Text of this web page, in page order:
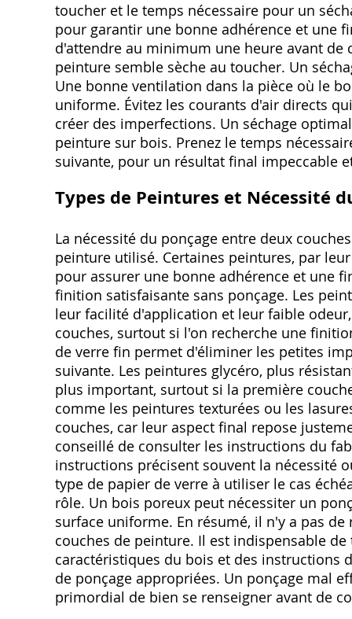
toucher et le temps nécessaire pour un
pour garantir une bonne adhérence et une
d'attendre au minimum une heure avant
peinture semble sèche au toucher. Un
Une bonne ventilation dans la pièce où le
uniforme. Évitez les courants d'air directs
créer des imperfections. Un séchage
peinture sur bois. Prenez le temps
suivante, pour un résultat final impeccable
Types de Peintures et Nécessité
La nécessité du ponçage entre deux
peinture utilisé. Certaines peintures, par
pour assurer une bonne adhérence et une
finition satisfaisante sans ponçage. Les
leur facilité d'application et leur faible
couches, surtout si l'on recherche une
de verre fin permet d'éliminer les petites
suivante. Les peintures glycéro, plus
plus important, surtout si la première
comme les peintures texturées ou les
couches, car leur aspect final repose
conseillé de consulter les instructions du
instructions précisent souvent la nécessité
type de papier de verre à utiliser le cas
rôle. Un bois poreux peut nécessiter un
surface uniforme. En résumé, il n'y a pas
couches de peinture. Il est indispensable
caractéristiques du bois et des instructions
de ponçage appropriées. Un ponçage mal
primordial de bien se renseigner avant de